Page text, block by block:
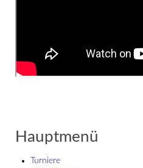
Hauptmenü
Turniere